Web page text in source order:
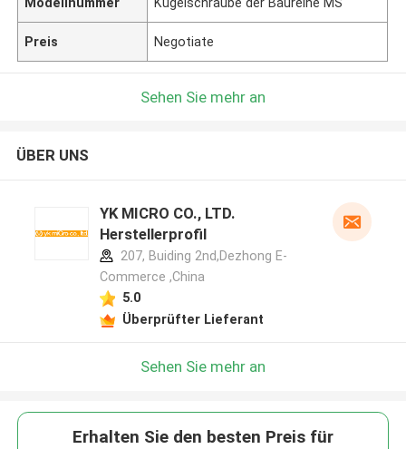
Preis Negotiate
Sehen Sie mehr an
ÜBER UNS
YK MICRO CO., LTD.
Herstellerprofil
207, Buiding 2nd,Dezhong E-
Commerce ,China
5.0
Überprüfter Lieferant
Sehen Sie mehr an
Erhalten Sie den besten Preis für